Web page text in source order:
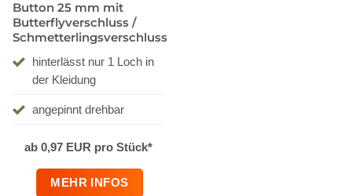
Button 25 mm mit
Butterflyverschluss /
Schmetterlingsverschluss
hinterlässt nur 1 Loch in
der Kleidung
angepinnt drehbar
ab 0,97 EUR pro Stück*
MEHR INFOS